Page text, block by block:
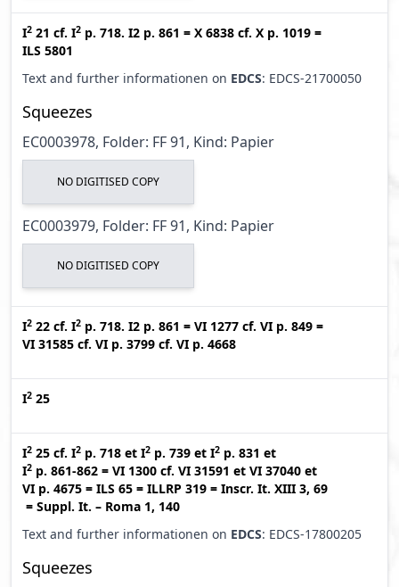
I2 21 cf. I2 p. 718. I2 p. 861 = X 6838 cf. X p. 1019 =
ILS 5801
Text and further informationen on EDCS: EDCS-21700050
Squeezes
EC0003978, Folder: FF 91, Kind: Papier
NO DIGITISED COPY
EC0003979, Folder: FF 91, Kind: Papier
NO DIGITISED COPY
I2 22 cf. I2 p. 718. I2 p. 861 = VI 1277 cf. VI p. 849 =
VI 31585 cf. VI p. 3799 cf. VI p. 4668
I2 25
I2 25 cf. I2 p. 718 et I2 p. 739 et I2 p. 831 et
I2 p. 861-862 = VI 1300 cf. VI 31591 et VI 37040 et
VI p. 4675 = ILS 65 = ILLRP 319 = Inscr. It. XIII 3, 69
= Suppl. It. – Roma 1, 140
Text and further informationen on EDCS: EDCS-17800205
Squeezes